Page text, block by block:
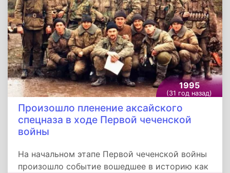
1995
(31 год назад)
Произошло пленение аксайского
спецназа в ходе Первой чеченской
войны
На начальном этапе Первой чеченской войны
произошло событие вошедшее в историю как